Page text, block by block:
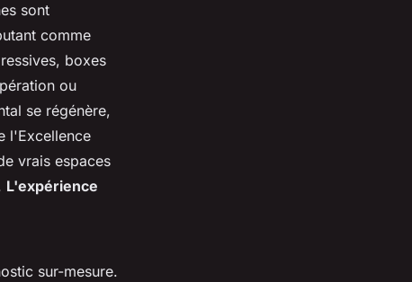
sont
comme
boxes
ou
se régénère,
l'Excellence
vrais espaces
L'expérience
sur-mesure.